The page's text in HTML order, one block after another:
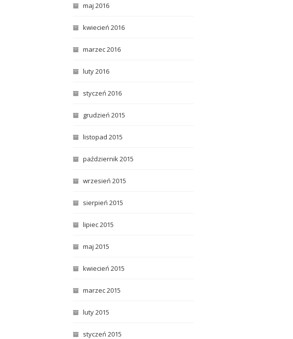
maj 2016
kwiecień 2016
marzec 2016
luty 2016
styczeń 2016
grudzień 2015
listopad 2015
październik 2015
wrzesień 2015
sierpień 2015
lipiec 2015
maj 2015
kwiecień 2015
marzec 2015
luty 2015
styczeń 2015